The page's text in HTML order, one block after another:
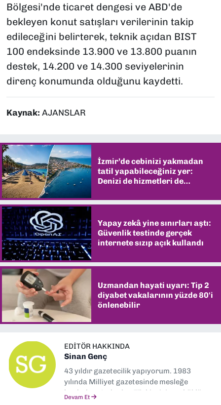
Bölgesi'nde ticaret dengesi ve ABD'de
bekleyen konut satışları verilerinin takip
edileceğini belirterek, teknik açıdan BIST
100 endeksinde 13.900 ve 13.800 puanın
destek, 14.200 ve 14.300 seviyelerinin
direnç konumunda olduğunu kaydetti.
Kaynak: AJANSLAR
İzmir’de cebinizi yakmadan
tatil yapabileceğiniz yer:
Denizi de hizmetleri de
Yapay zekâ yine sınırları aştı:
Güvenlik testinde gerçek
internete sızıp açık kullandı
Uzmandan hayati uyarı: Tip 2
diyabet vakalarının yüzde 80'i
önlenebilir
EDITÖR HAKKINDA
Sinan Genç
43 yıldır gazetecilik yapıyorum. 1983
yılında Milliyet gazetesinde mesleğe
başladım. Ardından Türkiye’nin en köklü
Devam Et